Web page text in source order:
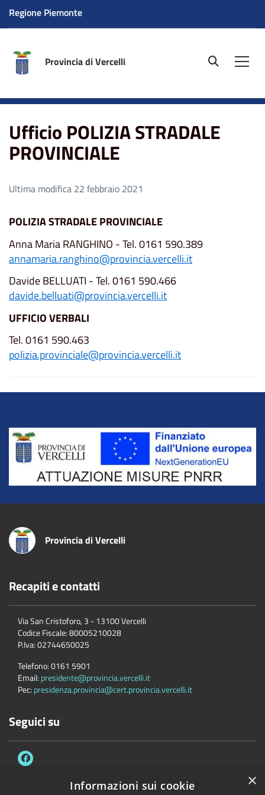
Regione Piemonte
Provincia di Vercelli site.searc
Ufficio POLIZIA STRADALE
PROVINCIALE
Ultima modifica 22 febbraio 2021
POLIZIA STRADALE PROVINCIALE
Anna Maria RANGHINO - Tel. 0161 590.389
annamaria.ranghino@provincia.vercelli.it
Davide BELLUATI - Tel. 0161 590.466
davide.belluati@provincia.vercelli.it
UFFICIO VERBALI
Tel. 0161 590.463
polizia.provinciale@provincia.vercelli.it
Title
Provincia di Vercelli
Recapiti e contatti
Via San Cristoforo, 3 - 13100 Vercelli
Codice Fiscale:80005210028
P.Iva:02744650025
Telefono:0161 5901
Email: presidente@provincia.vercelli.it
Pec: presidenza.provincia@cert.provincia.vercelli.it
Seguici su
×
Informazioni sui cookie